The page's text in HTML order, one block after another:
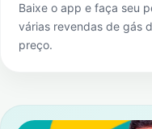
Baixe o app e faça seu
várias revendas de gás
preço.